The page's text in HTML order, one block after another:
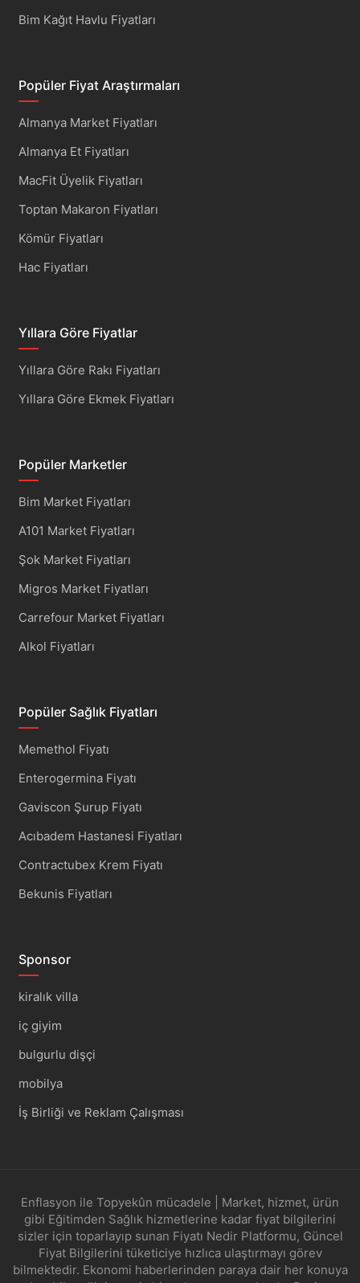
Bim Kağıt Havlu Fiyatları
Popüler Fiyat Araştırmaları
Almanya Market Fiyatları
Almanya Et Fiyatları
MacFit Üyelik Fiyatları
Toptan Makaron Fiyatları
Kömür Fiyatları
Hac Fiyatları
Yıllara Göre Fiyatlar
Yıllara Göre Rakı Fiyatları
Yıllara Göre Ekmek Fiyatları
Popüler Marketler
Bim Market Fiyatları
A101 Market Fiyatları
Şok Market Fiyatları
Migros Market Fiyatları
Carrefour Market Fiyatları
Alkol Fiyatları
Popüler Sağlık Fiyatları
Memethol Fiyatı
Enterogermina Fiyatı
Gaviscon Şurup Fiyatı
Acıbadem Hastanesi Fiyatları
Contractubex Krem Fiyatı
Bekunis Fiyatları
Sponsor
kiralık villa
iç giyim
bulgurlu dişçi
mobilya
İş Birliği ve Reklam Çalışması
Enflasyon ile Topyekûn mücadele | Market, hizmet, ürün
gibi Eğitimden Sağlık hizmetlerine kadar fiyat bilgilerini
sizler için toparlayıp sunan Fiyatı Nedir Platformu, Güncel
Fiyat Bilgilerini tüketiciye hızlıca ulaştırmayı görev
bilmektedir. Ekonomi haberlerinden paraya dair her konuya